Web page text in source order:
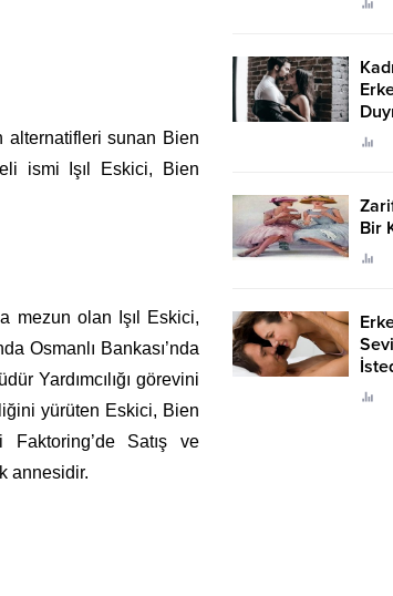
alternatifleri sunan Bien
ismi Işıl Eskici, Bien
mezun olan Işıl Eskici,
Osmanlı Bankası’nda
Yardımcılığı görevini
yürüten Eskici, Bien
Satış ve
annesidir.
Bir